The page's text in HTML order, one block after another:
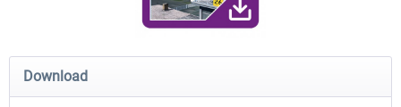
Traffic Global for X-Plane 12/11
(Windows)
Airport Stuttgart XP
Download